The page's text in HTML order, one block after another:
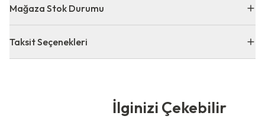
Mağaza Stok Durumu
Taksit Seçenekleri
İlginizi Çekebilir